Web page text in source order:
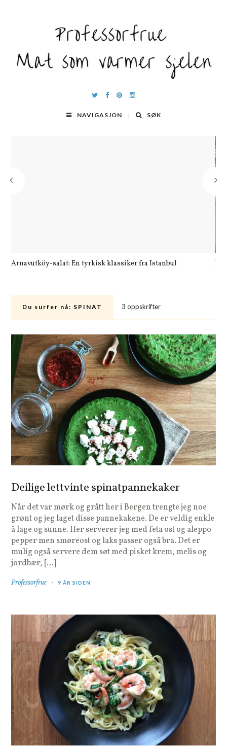
NAVIGASJON SØK
Arnavutköy-salat: En tyrkisk klassiker fra Istanbul
Du surfer nå: SPINAT 3 oppskrifter
Deilige lettvinte spinatpannekaker
Når det var mørk og grått her i Bergen trengte jeg noe
grønt og jeg laget disse pannekakene. De er veldig enkle
å lage og sunne. Her serverer jeg med feta ost og aleppo
pepper men smøreost og laks passer også bra. Det er
mulig også servere dem søt med pisket krem, melis og
jordbær, […]
Professorfrue 9 ÅR SIDEN